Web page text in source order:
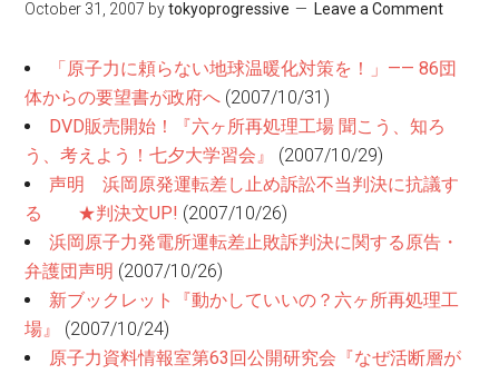
October 31, 2007 bytokyoprogressive Leave a Comment
「原子力に頼らない地球温暖化対策を！」—— 86団
体からの要望書が政府へ (2007/10/31)
DVD販売開始！『六ヶ所再処理工場 聞こう、知ろ
う、考えよう！七夕大学習会』
(2007/10/29)
声明 浜岡原発運転差し止め訴訟不当判決に抗議す
る ★判決文UP! (2007/10/26)
浜岡原子力発電所運転差止敗訴判決に関する原告・
弁護団声明 (2007/10/26)
新ブックレット『動かしていいの？六ヶ所再処理工
場』
(2007/10/24)
原子力資料情報室第63回公開研究会『なぜ活断層が